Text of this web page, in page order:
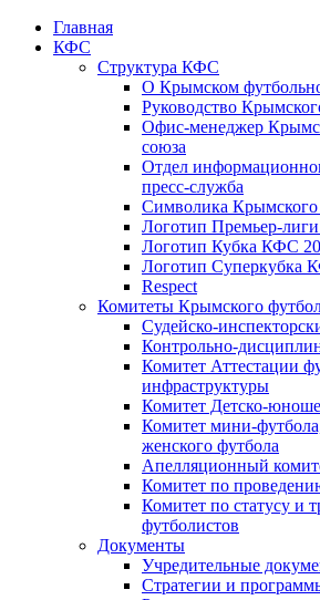
Главная
КФС
Структура КФС
О Крымском
Руководство
Офис-менеджер
союза
Отдел
пресс-служба
Символика Крымского
Логотип Премьер-
Логотип Кубка КФС
Логотип Суперкубка
Respect
Комитеты Крымского
Судейско-
Контрольно-
Комитет Аттестации
инфраструктуры
Комитет Детско-
Комитет мини-
женского футбола
Апелляционный
Комитет по
Комитет по статусу и
футболистов
Документы
Учредительные
Стратегии и